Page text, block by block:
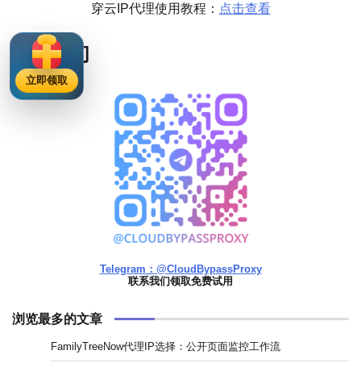
穿云IP代理使用教程： 点击查看
联系我们
Telegram：@CloudBypassProxy
联系我们领取免费试用
浏览最多的文章
FamilyTreeNow代理IP选择：公开页面监控工作流
立即领取